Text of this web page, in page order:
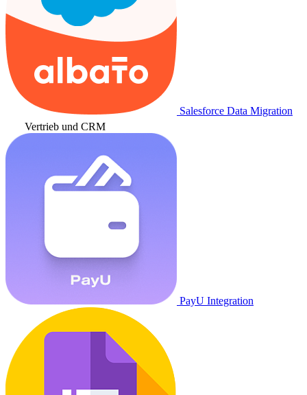
Salesforce Data Migration
Vertrieb und CRM
PayU Integration